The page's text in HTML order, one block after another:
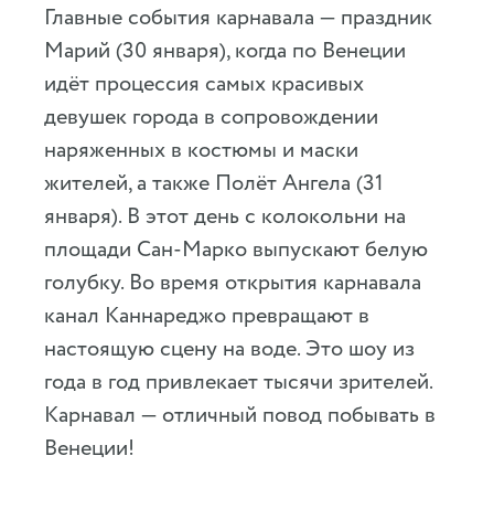
Главные события карнавала — праздник
Марий (30 января), когда по Венеции
идёт процессия самых красивых
девушек города в сопровождении
наряженных в костюмы и маски
жителей, а также Полёт Ангела (31
января). В этот день с колокольни на
площади Сан-Марко выпускают белую
голубку. Во время открытия карнавала
канал Каннареджо превращают в
настоящую сцену на воде. Это шоу из
года в год привлекает тысячи зрителей.
Карнавал — отличный повод побывать в
Венеции!